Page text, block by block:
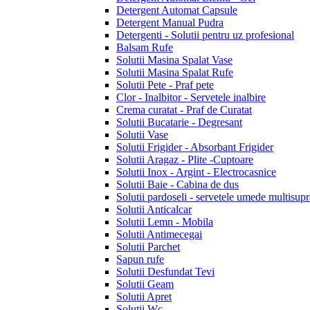
Detergent Automat Capsule
Detergent Manual Pudra
Detergenti - Solutii pentru uz profesional
Balsam Rufe
Solutii Masina Spalat Vase
Solutii Masina Spalat Rufe
Solutii Pete - Praf pete
Clor - Inalbitor - Servetele inalbire
Crema curatat - Praf de Curatat
Solutii Bucatarie - Degresant
Solutii Vase
Solutii Frigider - Absorbant Frigider
Solutii Aragaz - Plite -Cuptoare
Solutii Inox - Argint - Electrocasnice
Solutii Baie - Cabina de dus
Solutii pardoseli - servetele umede
Solutii Anticalcar
Solutii Lemn - Mobila
Solutii Antimecegai
Solutii Parchet
Sapun rufe
Solutii Desfundat Tevi
Solutii Geam
Solutii Apret